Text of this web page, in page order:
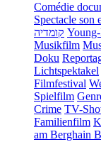
Comédie
Spectacle son
קומדיה
Musikfilm
Doku
Lichtspektakel
Filmfestival
Spielfilm
Crime TV-
Familienfilm
am Berghain